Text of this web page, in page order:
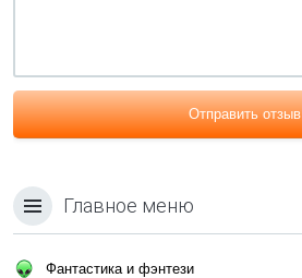
Отправить отзыв
Главное меню
Фантастика и фэнтези